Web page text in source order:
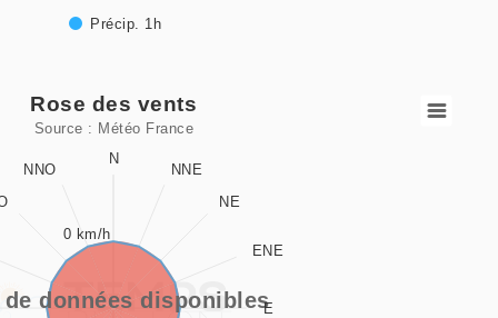
Précip. 1h
data series.
values. Data ranges from 0 to 337.5.
values. Data ranges from -0.5 to 0.5.
Rose des vents
Source : Météo France
de données disponibles
N
NNE
NE
ENE
E
NNO
0 km/h